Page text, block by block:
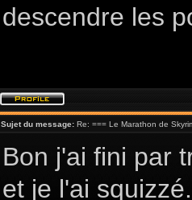
descendre les
Sujet du message: Re: === Le Marathon de
Bon j'ai fini par
et je l'ai squizzé.